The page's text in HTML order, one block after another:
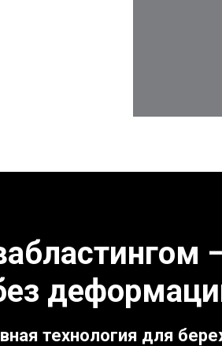
технология для